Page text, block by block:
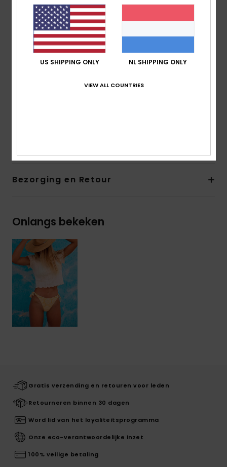
elastaan
Taille:Lage taille
Hoogte taille:Lage taille
Sluiting:Koordjes opzij
Bedekking:medium bedekking
Branding: Rubberen ROXY-plaatje
Bezorging en Retour
Onlangs bekeken
Gratis verzending en retouren voor leden
Retourneren binnen 30 dagen
Word lid van het loyaliteitsprogramma
Onze eco-verantwoordelijke inzet
100% veilige betaling
US SHIPPING ONLY NL SHIPPING ONLY
VIEW ALL COUNTRIES